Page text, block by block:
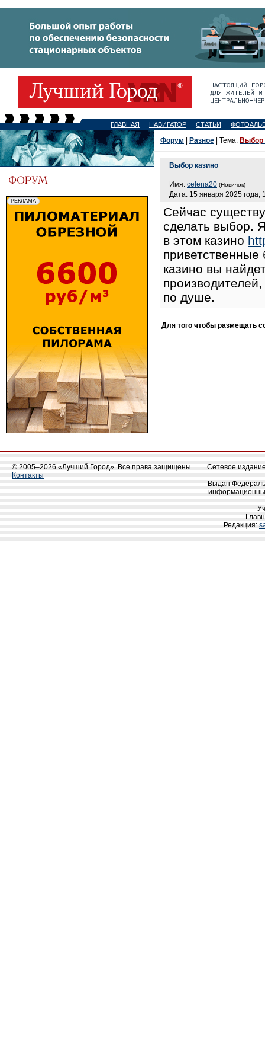
ГЛАВНАЯ НАВИГАТОР СТАТЬИ
Форум Разное | Тема: Выбор
Выбор казино
Имя: celena20 (Новичок)
Дата: 15 января 2025 года,
Сейчас
сделать выбор.
в этом казино
казино вы
по душе.
Для того чтобы размещать
© 2005–2026 «Лучший Город». Все права защищены.
Контакты
Сетевое
Выдан
Редакция: